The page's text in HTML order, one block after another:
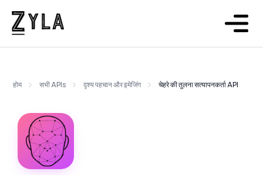
होम सभी APIs दृश्य पहचान और इमेजिंग चेहरे की तुलना सत्यापनकर्ता API